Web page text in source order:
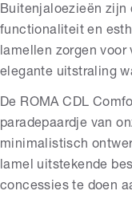
Buitenjaloezieën zijn
functionaliteit en
lamellen zorgen voor
elegante uitstraling
De ROMA CDL
paradepaardje van
minimalistisch
lamel uitstekende
concessies te doen